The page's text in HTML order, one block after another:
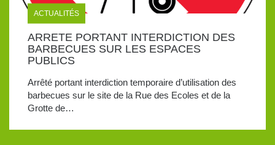
ACTUALITÉS
ARRETE PORTANT INTERDICTION DES
BARBECUES SUR LES ESPACES
PUBLICS
Arrêté portant interdiction temporaire d’utilisation des
barbecues sur le site de la Rue des Ecoles et de la
Grotte de…